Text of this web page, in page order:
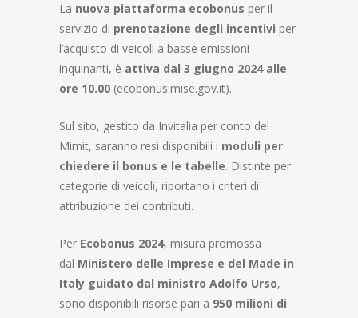
La nuova piattaforma ecobonus per il
servizio di prenotazione degli incentivi per
l’acquisto di veicoli a basse emissioni
inquinanti, è attiva dal 3 giugno 2024 alle
ore 10.00 (ecobonus.mise.gov.it).
Sul sito, gestito da Invitalia per conto del
Mimit, saranno resi disponibili i moduli per
chiedere il bonus e le tabelle. Distinte per
categorie di veicoli, riportano i criteri di
attribuzione dei contributi.
Per Ecobonus 2024, misura promossa
dal Ministero delle Imprese e del Made in
Italy guidato dal ministro Adolfo Urso,
sono disponibili risorse pari a 950 milioni di